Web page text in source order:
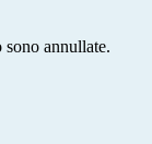
annullate.